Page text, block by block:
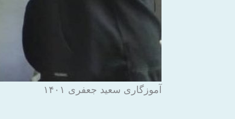
آموزگاری سعید جعفری ۱۴۰۱